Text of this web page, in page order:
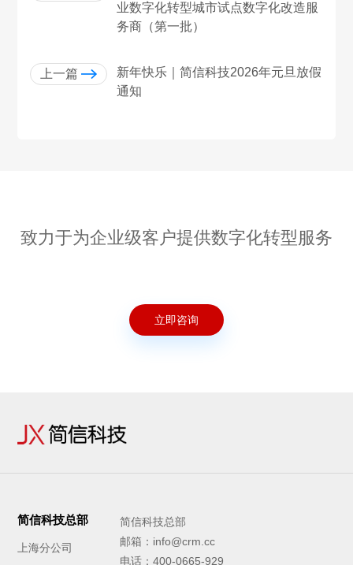
业数字化转型城市试点数字化改造服
务商（第一批）
上一篇
新年快乐｜简信科技2026年元旦放假
通知
致力于为企业级客户提供数字化转型服务
立即咨询
简信科技总部
上海分公司
简信科技总部
邮箱：info@crm.cc
电话：400-0665-929